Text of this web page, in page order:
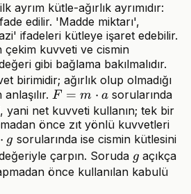
ayrım kütle-ağırlık ayrımıdır:
edilir. 'Madde miktarı',
ifadeleri kütleye işaret edebilir.
çekim kuvveti ve cismin
gibi bağlama bakılmalıdır.
birimidir; ağırlık olup olmadığı
F=m\cdot
a
F = m ⋅ a sorularında
yani net kuvveti kullanın; tek bir
önce zıt yönlü kuvvetleri
⋅ g sorularında ise cismin kütlesini
çarpın. Soruda g
g açıkça
önce kullanılan kabulü